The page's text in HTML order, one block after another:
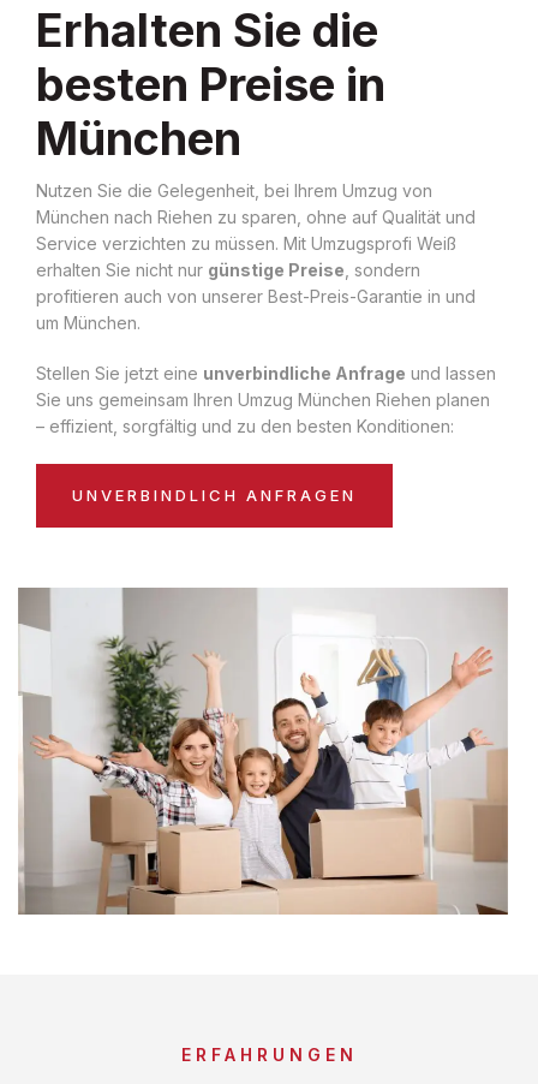
Erhalten Sie die
besten Preise in
München
Nutzen Sie die Gelegenheit, bei Ihrem Umzug von
München nach Riehen zu sparen, ohne auf Qualität und
Service verzichten zu müssen. Mit Umzugsprofi Weiß
erhalten Sie nicht nur günstige Preise , sondern
profitieren auch von unserer Best-Preis-Garantie in und
um München.
Stellen Sie jetzt eine unverbindliche Anfrage und lassen
Sie uns gemeinsam Ihren Umzug München Riehen planen
– effizient, sorgfältig und zu den besten Konditionen:
UNVERBINDLICH ANFRAGEN
ERFAHRUNGEN